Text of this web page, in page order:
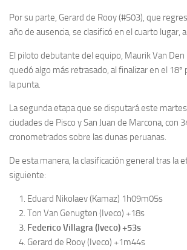
Por su parte, Gerard de Rooy (#503), que
año de ausencia, se clasificó en el cuarto lugar,
El piloto debutante del equipo, Maurik Van Den
quedó algo más retrasado, al finalizar en el
la punta.
La segunda etapa que se disputará este
ciudades de Pisco y San Juan de Marcona, con
cronometrados sobre las dunas peruanas.
De esta manera, la clasificación general tras la
siguiente:
Eduard Nikolaev (Kamaz) 1h09m05s
Ton Van Genugten (Iveco) +18s
Federico Villagra (Iveco) +53s
Gerard de Rooy (Iveco) +1m44s